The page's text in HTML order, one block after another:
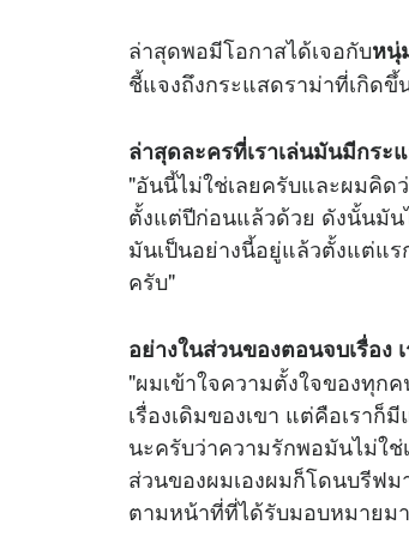
ล่าสุดพอมีโอกาสได้เจอกับหนุ่
ชี้แจงถึงกระแสดราม่าที่เกิดขึ้
ล่าสุดละครที่เราเล่นมันมีกระ
"อันนี้ไม่ใช่เลยครับและผมคิด
ตั้งแต่ปีก่อนแล้วด้วย ดังนั้นมัน
มันเป็นอย่างนี้อยู่แล้วตั้งแต่แร
ครับ"
อย่างในส่วนของตอนจบเรื่อง
"ผมเข้าใจความตั้งใจของทุก
เรื่องเดิมของเขา แต่คือเราก็
นะครับว่าความรักพอมันไม่ใ
ส่วนของผมเองผมก็โดนบรีฟ
ตามหน้าที่ที่ได้รับมอบหมายม